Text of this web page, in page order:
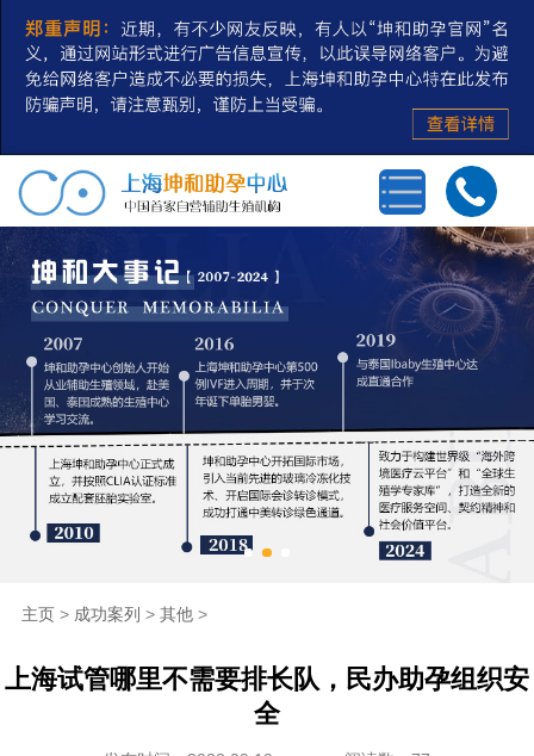
首页
三代试管婴儿
第三方辅助生殖
私人定制
冻卵/冻精
新闻资讯
主页> 成功案列 > 其他>
上海试管哪里不需要排长队，民办助孕组织安
全